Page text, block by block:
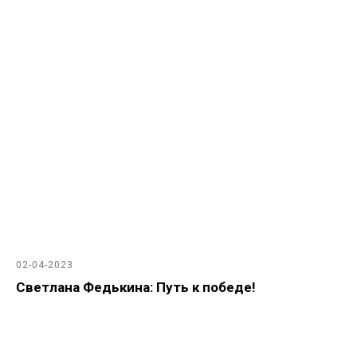
02-04-2023
Светлана Федькина: Путь к победе!